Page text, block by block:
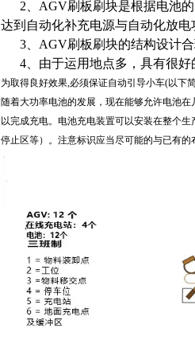
2、AGV刷板刷块是根据电池的
达到自动化补充电源与自动化放电
3、AGV刷板刷块的结构设计合
4、由于运用地点多，具有很好
为取得良好效果,必须保证自动引导小车(以下
随着大功率电池的发展，现在能够允许电池
以完成充电。电池充电装置可以安装在整个
停止区等）。注意标识应当尽可能的与已有的